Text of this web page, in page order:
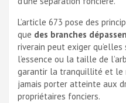
L’article 673 pose des
que des branches
riverain peut exiger
l’essence ou la taille de
garantir la tranquillité et le
jamais porter atteinte aux
propriétaires fonciers.